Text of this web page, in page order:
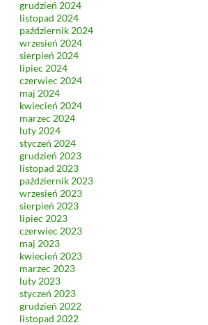
grudzień 2024
listopad 2024
październik 2024
wrzesień 2024
sierpień 2024
lipiec 2024
czerwiec 2024
maj 2024
kwiecień 2024
marzec 2024
luty 2024
styczeń 2024
grudzień 2023
listopad 2023
październik 2023
wrzesień 2023
sierpień 2023
lipiec 2023
czerwiec 2023
maj 2023
kwiecień 2023
marzec 2023
luty 2023
styczeń 2023
grudzień 2022
listopad 2022